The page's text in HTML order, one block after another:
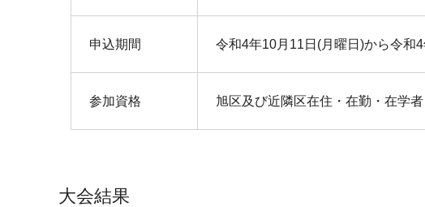
申込期間 令和4年10月11日(月曜日)から令和
参加資格 旭区及び近隣区在住・在勤・在学
大会結果